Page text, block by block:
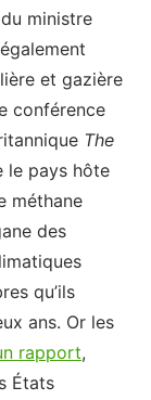
ministre
et gazière
conférence
The
le pays hôte
méthane
des
qu’ils
ans. Or les
rapport,
États